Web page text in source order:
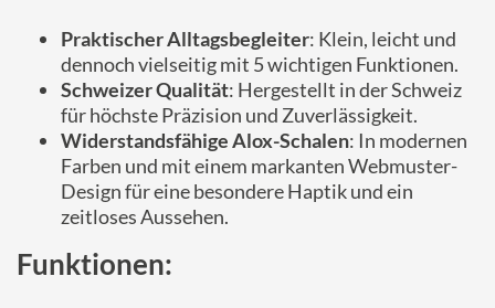
Praktischer Alltagsbegleiter: Klein, leicht und
dennoch vielseitig mit 5 wichtigen Funktionen.
Schweizer Qualität: Hergestellt in der Schweiz
für höchste Präzision und Zuverlässigkeit.
Widerstandsfähige Alox-Schalen: In modernen
Farben und mit einem markanten Webmuster-
Design für eine besondere Haptik und ein
zeitloses Aussehen.
Funktionen: